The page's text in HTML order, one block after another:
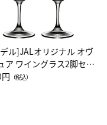
ル]JALオリジナル オヴ
ア ワイングラス2脚セッ
ッドワイン）
（税込）